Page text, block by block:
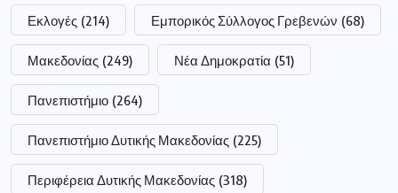
Εκλογές (214) Εμπορικός Σύλλογος Γρεβενών (68)
Μακεδονίας (249) Νέα Δημοκρατία (51)
Πανεπιστήμιο (264)
Πανεπιστήμιο Δυτικής Μακεδονίας (225)
Περιφέρεια Δυτικής Μακεδονίας (318)